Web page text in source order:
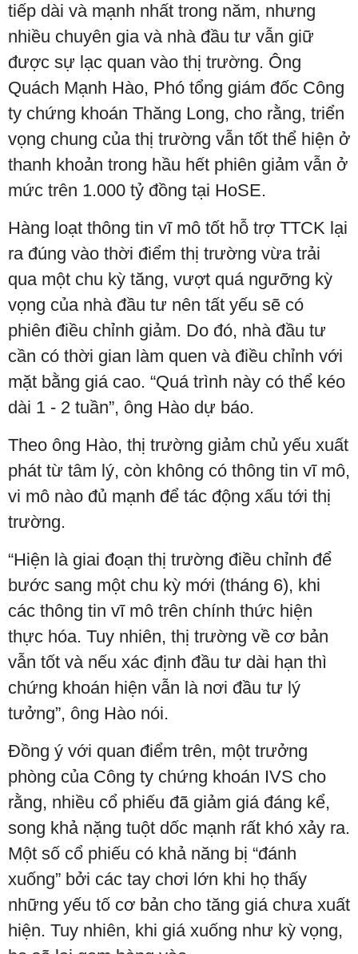
tiếp dài và mạnh nhất trong năm, nhưng
nhiều chuyên gia và nhà đầu tư vẫn giữ
được sự lạc quan vào thị trường. Ông
Quách Mạnh Hào, Phó tổng giám đốc Công
ty chứng khoán Thăng Long, cho rằng, triển
vọng chung của thị trường vẫn tốt thể hiện ở
thanh khoản trong hầu hết phiên giảm vẫn ở
mức trên 1.000 tỷ đồng tại HoSE.
Hàng loạt thông tin vĩ mô tốt hỗ trợ TTCK lại
ra đúng vào thời điểm thị trường vừa trải
qua một chu kỳ tăng, vượt quá ngưỡng kỳ
vọng của nhà đầu tư nên tất yếu sẽ có
phiên điều chỉnh giảm. Do đó, nhà đầu tư
cần có thời gian làm quen và điều chỉnh với
mặt bằng giá cao. “Quá trình này có thể kéo
dài 1 - 2 tuần”, ông Hào dự báo.
Theo ông Hào, thị trường giảm chủ yếu xuất
phát từ tâm lý, còn không có thông tin vĩ mô,
vi mô nào đủ mạnh để tác động xấu tới thị
trường.
“Hiện là giai đoạn thị trường điều chỉnh để
bước sang một chu kỳ mới (tháng 6), khi
các thông tin vĩ mô trên chính thức hiện
thực hóa. Tuy nhiên, thị trường về cơ bản
vẫn tốt và nếu xác định đầu tư dài hạn thì
chứng khoán hiện vẫn là nơi đầu tư lý
tưởng”, ông Hào nói.
Đồng ý với quan điểm trên, một trưởng
phòng của Công ty chứng khoán IVS cho
rằng, nhiều cổ phiếu đã giảm giá đáng kể,
song khả nặng tuột dốc mạnh rất khó xảy ra.
Một số cổ phiếu có khả năng bị “đánh
xuống” bởi các tay chơi lớn khi họ thấy
những yếu tố cơ bản cho tăng giá chưa xuất
hiện. Tuy nhiên, khi giá xuống như kỳ vọng,